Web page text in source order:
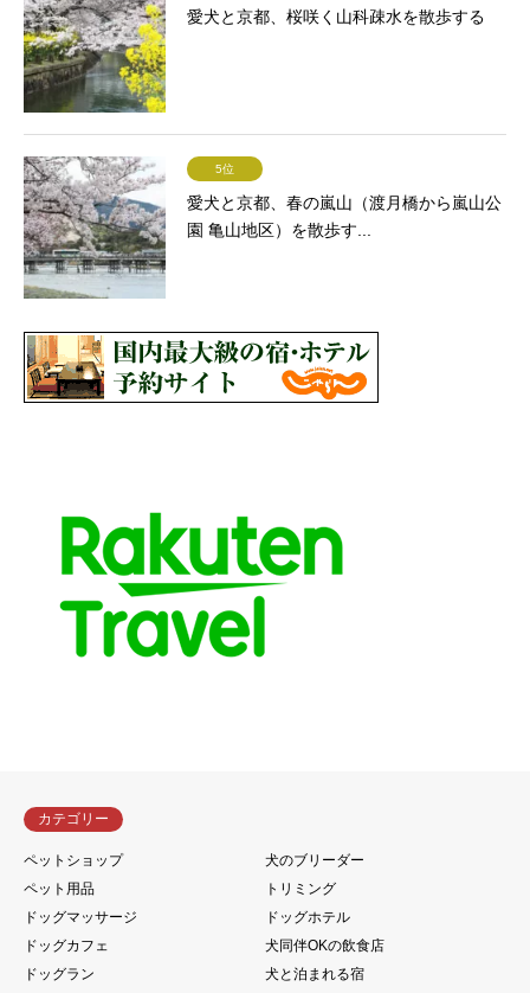
愛犬と京都、桜咲く山科疎水を散歩する
5位
愛犬と京都、春の嵐山（渡月橋から嵐山公
園 亀山地区）を散歩す...
カテゴリー
ペットショップ
犬のブリーダー
ペット用品
トリミング
ドッグマッサージ
ドッグホテル
ドッグカフェ
犬同伴OKの飲食店
ドッグラン
犬と泊まれる宿